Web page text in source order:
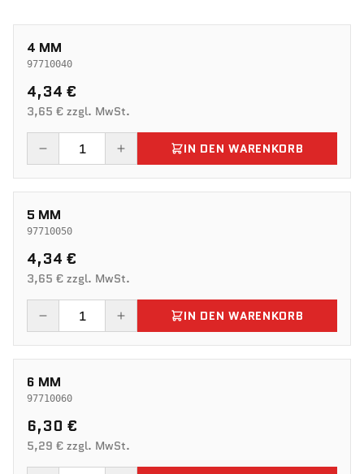
4 MM
97710040
4,34 €
3,65 € zzgl. MwSt.
IN DEN WARENKORB
5 MM
97710050
4,34 €
3,65 € zzgl. MwSt.
IN DEN WARENKORB
6 MM
97710060
6,30 €
5,29 € zzgl. MwSt.